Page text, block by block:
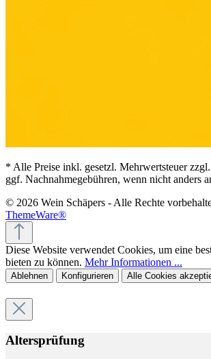
* Alle Preise inkl. gesetzl. Mehrwertsteuer zzgl.
ggf. Nachnahmegebühren, wenn nicht anders
© 2026 Wein Schäpers - Alle Rechte
ThemeWare®
Diese Website verwendet Cookies, um eine
bieten zu können. Mehr Informationen ...
Ablehnen Konfigurieren Alle Cookies
Altersprüfung